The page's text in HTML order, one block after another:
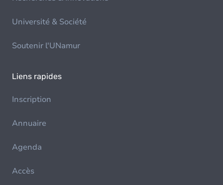
Université & Société
Soutenir l'UNamur
Liens rapides
Inscription
Annuaire
Agenda
Accès